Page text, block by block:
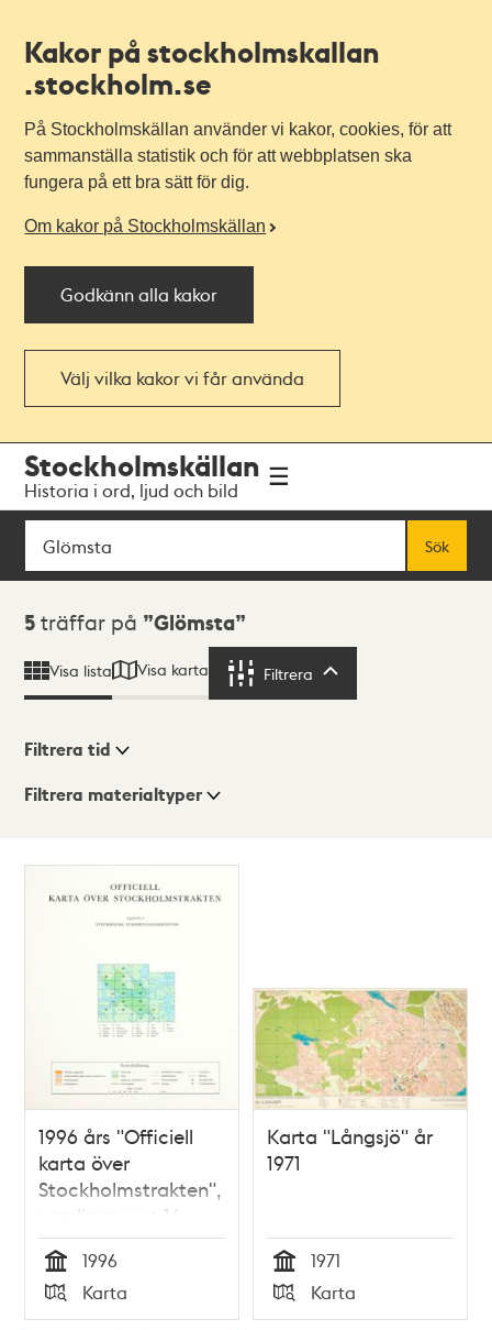
Kakor på stockholmskallan
.stockholm.se
På Stockholmskällan använder vi kakor, cookies, för att
sammanställa statistik och för att webbplatsen ska
fungera på ett bra sätt för dig.
Om kakor på Stockholmskällan
Godkänn alla kakor
Välj vilka kakor vi får använda
navigationen
huvudinnehållet
Stockholmskällan
Historia i ord, ljud och bild
Sök
Sök
Sökresultat
5 träffar på Glömsta
Visa lista Visa karta Filtrera
Visningsläge
Filtrera tid
Filtrera materialtyper
1996 års "Officiell
karta över
Stockholmstrakten",
samlingspost 16
blad
Tid
1996
Typ
Karta
Karta "Långsjö" år
1971
Tid
1971
Typ
Karta